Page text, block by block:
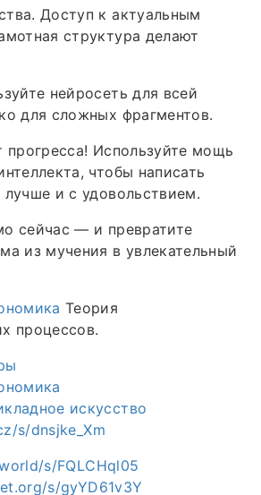
Доступ к актуальным
структура делают
нейросеть для всей
для сложных фрагментов.
прогресса! Используйте мощь
чтобы написать
и с удовольствием.
сейчас — и превратите
из мучения в увлекательный
Теория
процессов.
искусство
s/dnsjke_Xm
s/FQLCHql05
s/gyYD61v3Y